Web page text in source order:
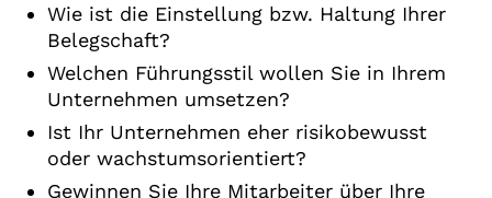
Wie ist die Einstellung bzw. Haltung Ihrer
Belegschaft?
Welchen Führungsstil wollen Sie in Ihrem
Unternehmen umsetzen?
Ist Ihr Unternehmen eher risikobewusst
oder wachstumsorientiert?
Gewinnen Sie Ihre Mitarbeiter über Ihre